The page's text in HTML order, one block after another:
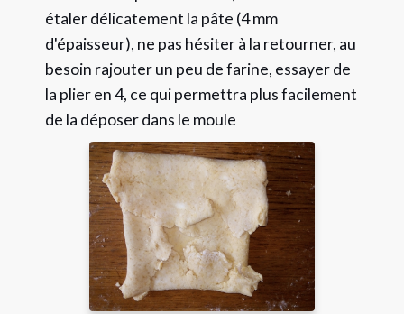
étaler délicatement la pâte (4 mm
d'épaisseur), ne pas hésiter à la retourner, au
besoin rajouter un peu de farine, essayer de
la plier en 4, ce qui permettra plus facilement
de la déposer dans le moule